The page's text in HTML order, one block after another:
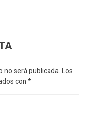
no será publicada. Los
con *